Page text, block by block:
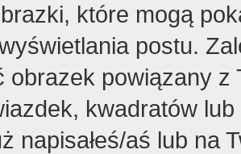
które mogą
postu.
obrazek powiązany z
kwadratów
napisałeś/aś lub na